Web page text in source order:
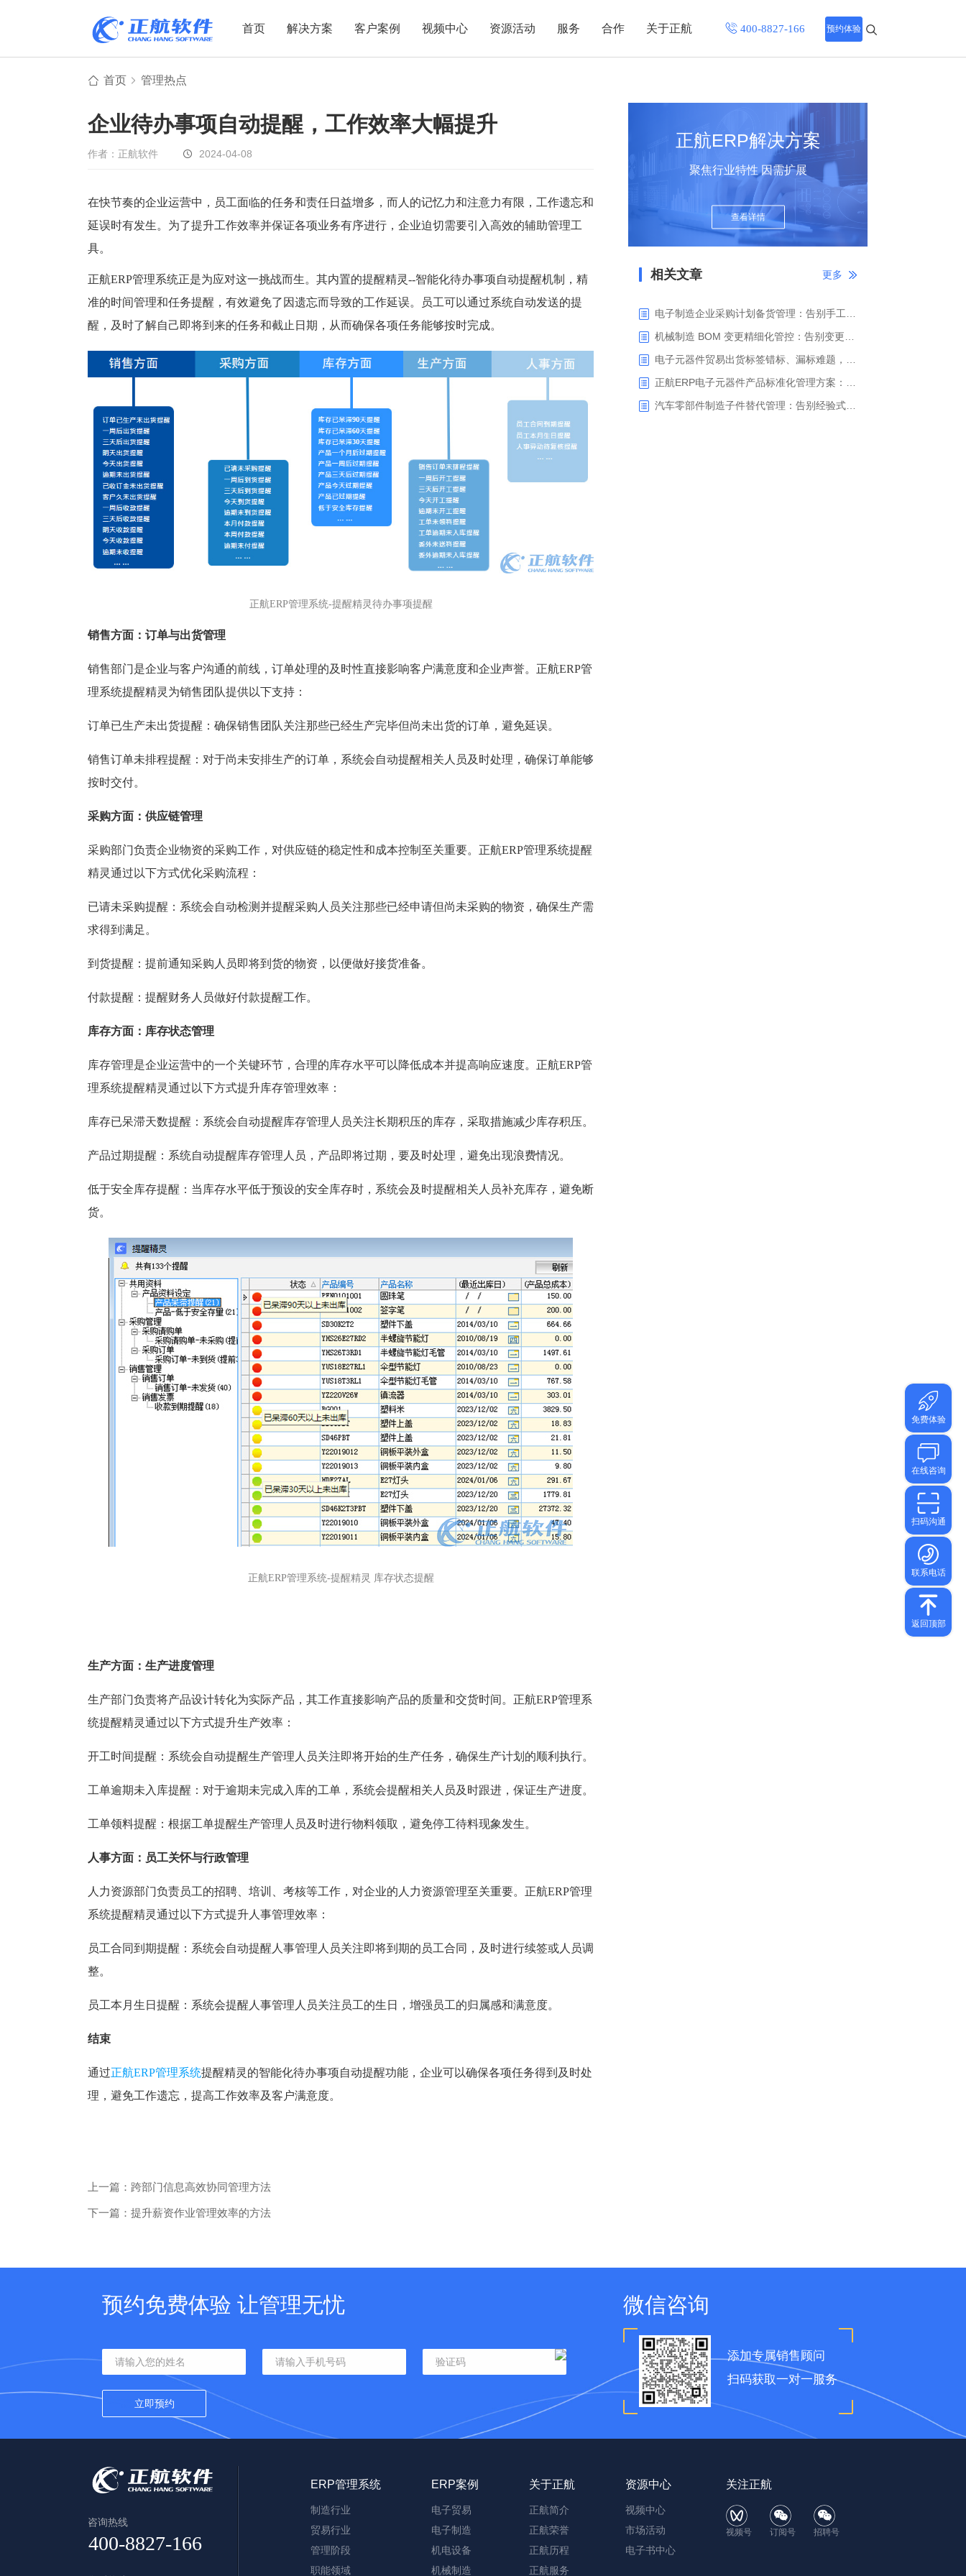
首页 解决方案
设备制造
非标自动化
电子制造
装备制造
五金行业
PCB行业
塑胶加工
查看更多>
电子贸易
大宗贸易
IC贸易行业
批发类销售
工贸一体型
整合型贸易
查看更多>
生产管理
销售管理
成本核算
质量管理
研发管理
数字车间
查看更多>
APS排程
移动报工
智能物流
交期管理
物料齐套
查看更多>
客户案例
机电设备 家用电器 电子制造
视频中心 资源活动
市场活动
服务 合作 关于正航
联系正航
网站导航
预约体验
首页 管理热点
企业待办事项自动提醒，工作效率大幅提升
作者：正航软件 2024-04-08
在快节奏的企业运营中，员工面临的任务和责任日益增多，而人的记忆力和注意力有限，工作遗忘和
延误时有发生。为了提升工作效率并保证各项业务有序进行，企业迫切需要引入高效的辅助管理工
具。
正航ERP管理系统正是为应对这一挑战而生。其内置的提醒精灵--智能化待办事项自动提醒机制，精
准的时间管理和任务提醒，有效避免了因遗忘而导致的工作延误。员工可以通过系统自动发送的提
醒，及时了解自己即将到来的任务和截止日期，从而确保各项任务能够按时完成。
正航ERP管理系统-提醒精灵待办事项提醒
销售方面：订单与出货管理
销售部门是企业与客户沟通的前线，订单处理的及时性直接影响客户满意度和企业声誉。正航ERP管
理系统提醒精灵为销售团队提供以下支持：
订单已生产未出货提醒：确保销售团队关注那些已经生产完毕但尚未出货的订单，避免延误。
销售订单未排程提醒：对于尚未安排生产的订单，系统会自动提醒相关人员及时处理，确保订单能够
按时交付。
采购方面：供应链管理
采购部门负责企业物资的采购工作，对供应链的稳定性和成本控制至关重要。正航ERP管理系统提醒
精灵通过以下方式优化采购流程：
已请未采购提醒：系统会自动检测并提醒采购人员关注那些已经申请但尚未采购的物资，确保生产需
求得到满足。
到货提醒：提前通知采购人员即将到货的物资，以便做好接货准备。
付款提醒：提醒财务人员做好付款提醒工作。
库存方面：库存状态管理
库存管理是企业运营中的一个关键环节，合理的库存水平可以降低成本并提高响应速度。正航ERP管
理系统提醒精灵通过以下方式提升库存管理效率：
库存已呆滞天数提醒：系统会自动提醒库存管理人员关注长期积压的库存，采取措施减少库存积压。
产品过期提醒：系统自动提醒库存管理人员，产品即将过期，要及时处理，避免出现浪费情况。
低于安全库存提醒：当库存水平低于预设的安全库存时，系统会及时提醒相关人员补充库存，避免断
货。
正航ERP管理系统-提醒精灵 库存状态提醒
生产方面：生产进度管理
生产部门负责将产品设计转化为实际产品，其工作直接影响产品的质量和交货时间。正航ERP管理系
统提醒精灵通过以下方式提升生产效率：
开工时间提醒：系统会自动提醒生产管理人员关注即将开始的生产任务，确保生产计划的顺利执行。
工单逾期未入库提醒：对于逾期未完成入库的工单，系统会提醒相关人员及时跟进，保证生产进度。
工单领料提醒：根据工单提醒生产管理人员及时进行物料领取，避免停工待料现象发生。
人事方面：员工关怀与行政管理
人力资源部门负责员工的招聘、培训、考核等工作，对企业的人力资源管理至关重要。正航ERP管理
系统提醒精灵通过以下方式提升人事管理效率：
员工合同到期提醒：系统会自动提醒人事管理人员关注即将到期的员工合同，及时进行续签或人员调
整。
员工本月生日提醒：系统会提醒人事管理人员关注员工的生日，增强员工的归属感和满意度。
结束
通过正航ERP管理系统提醒精灵的智能化待办事项自动提醒功能，企业可以确保各项任务得到及时处
理，避免工作遗忘，提高工作效率及客户满意度。
上一篇：跨部门信息高效协同管理方法
下一篇：提升薪资作业管理效率的方法
正航ERP解决方案
聚焦行业特性 因需扩展
查看详情
相关文章 更多
预约免费体验 让管理无忧 微信咨询
添加专属销售顾问
扫码获取一对一服务
咨询热线
ERP管理系统
制造行业
贸易行业
管理阶段
职能领域
ERP案例
电子贸易
电子制造
机电设备
机械制造
关于正航
正航简介
正航荣誉
正航历程
正航服务
资源中心
视频中心
市场活动
电子书中心
关注正航
视频号 订阅号 招聘号